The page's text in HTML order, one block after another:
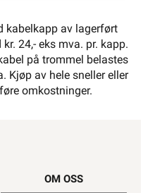
kabelkapp av lagerført
24,- eks mva. pr. kapp.
på trommel belastes
Kjøp av hele sneller eller
omkostninger.
OM OSS